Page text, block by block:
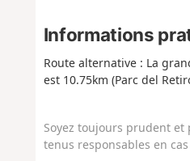
Informations
Route alternative : La
est 10.75km (Parc del
Soyez toujours prudent
tenus responsables en